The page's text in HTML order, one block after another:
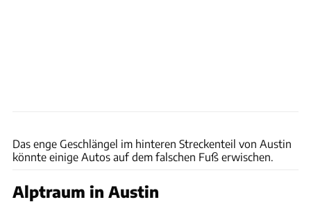
Das enge Geschlängel im hinteren Streckenteil von Austin
könnte einige Autos auf dem falschen Fuß erwischen.
Alptraum in Austin